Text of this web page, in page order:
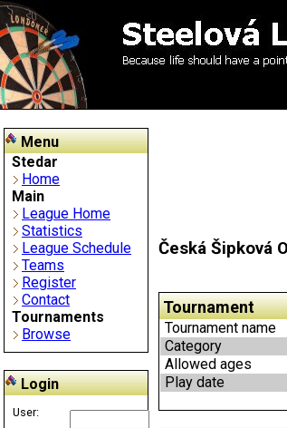
Menu
Stedar
Home
Main
League Home
Statistics
League Schedule
Teams
Register
Contact
Tournaments
Browse
Login
User:
Česká Šipková
Tournament
Tournament name
Category
Allowed ages
Play date